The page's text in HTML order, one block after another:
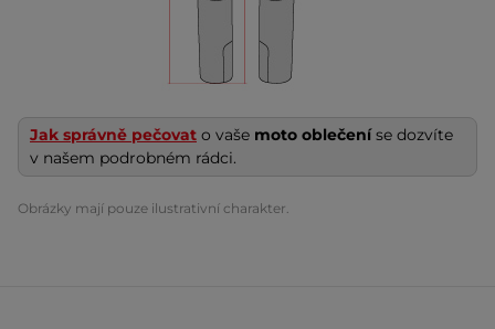
Jak správně pečovat o vaše moto oblečeníse dozvíte
v našem podrobném rádci.
Obrázky mají pouze ilustrativní charakter.